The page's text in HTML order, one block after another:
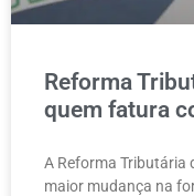
Reforma
quem fatura
A Reforma Tributária
maior mudança na